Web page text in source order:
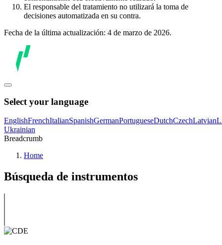
El responsable del tratamiento no utilizará la toma de
decisiones automatizada en su contra.
Fecha de la última actualización: 4 de marzo de 2026.
Select your language
EnglishFrenchItalianSpanishGermanPortugueseDutchCzechLatvian
Ukrainian
Breadcrumb
Home
Búsqueda de instrumentos